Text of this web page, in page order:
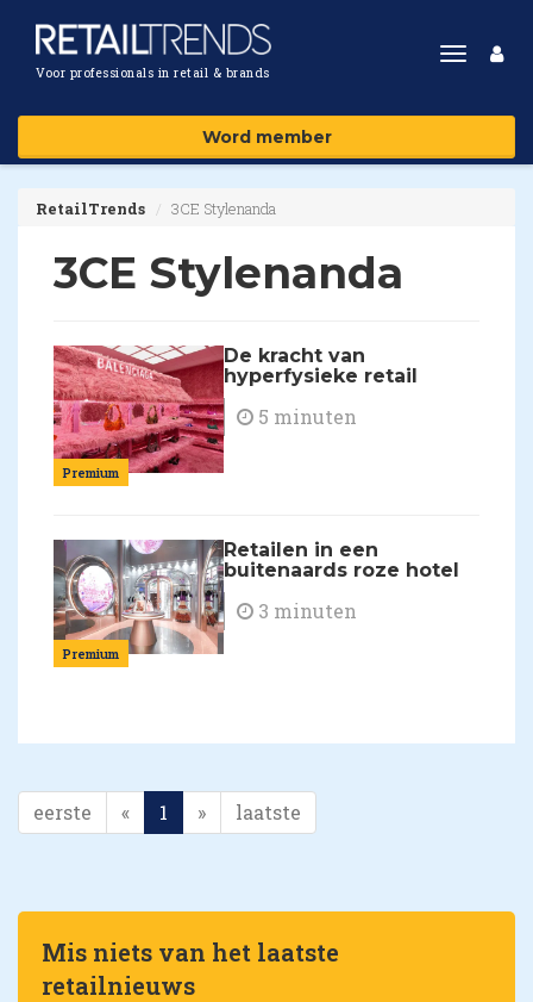
Voor professionals in retail & brands
Toggle
Word member
RetailTrends 3CE Stylenanda
3CE Stylenanda
Premium
De kracht van
hyperfysieke retail
5 minuten
Premium
Retailen in een
buitenaards roze hotel
3 minuten
eerste « 1 » laatste
Mis niets van het laatste
retailnieuws